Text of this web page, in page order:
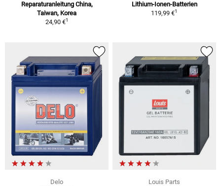
Reparaturanleitung China,
Taiwan, Korea
24,90 €1
Lithium-Ionen-Batterien
119,99 €1
Delo
Louis Parts